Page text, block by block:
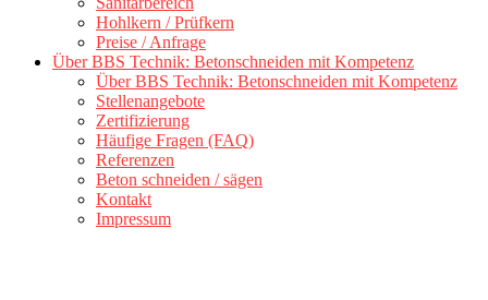
Hohlkern / Prüfkern
Preise / Anfrage
Über BBS Technik: Betonschneiden mit Kompetenz
Über BBS Technik: Betonschneiden mit Kompetenz
Stellenangebote
Zertifizierung
Häufige Fragen (FAQ)
Referenzen
Beton schneiden / sägen
Kontakt
Impressum